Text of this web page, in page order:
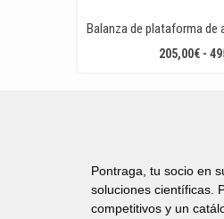
Balanza de plataforma de
205,00€ -
Pontraga, tu socio en
soluciones científicas.
competitivos y un